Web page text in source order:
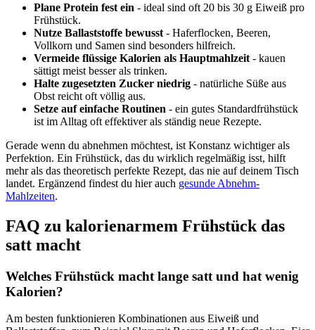
Plane Protein fest ein - ideal sind oft 20 bis 30 g Eiweiß pro
Frühstück.
Nutze Ballaststoffe bewusst - Haferflocken, Beeren,
Vollkorn und Samen sind besonders hilfreich.
Vermeide flüssige Kalorien als Hauptmahlzeit - kauen
sättigt meist besser als trinken.
Halte zugesetzten Zucker niedrig - natürliche Süße aus
Obst reicht oft völlig aus.
Setze auf einfache Routinen - ein gutes Standardfrühstück
ist im Alltag oft effektiver als ständig neue Rezepte.
Gerade wenn du abnehmen möchtest, ist Konstanz wichtiger als
Perfektion. Ein Frühstück, das du wirklich regelmäßig isst, hilft
mehr als das theoretisch perfekte Rezept, das nie auf deinem Tisch
landet. Ergänzend findest du hier auch gesunde Abnehm-
Mahlzeiten.
FAQ zu kalorienarmem Frühstück das
satt macht
Welches Frühstück macht lange satt und hat wenig
Kalorien?
Am besten funktionieren Kombinationen aus Eiweiß und